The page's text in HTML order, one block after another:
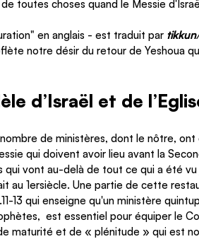
toutes choses quand le Messie
en anglais - est traduit par tikkun
notre désir du retour de Yeshoua
d’Israël et de
de ministères, dont le nôtre,
qui doivent avoir lieu avant la
qui vont au-delà de tout ce qui a été
au 1ersiècle. Une partie de cette
13 qui enseigne qu'un ministère
est essentiel pour équiper le
maturité et de « plénitude » qui est